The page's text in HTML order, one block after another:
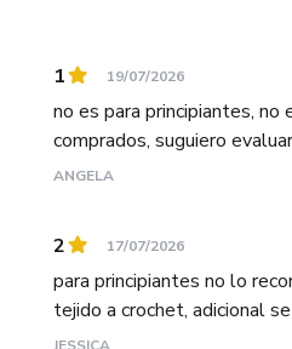
1 19/07/2026
no es para principiantes,
comprados, suguiero
ANGELA
2 17/07/2026
para principiantes no lo
tejido a crochet, adicional